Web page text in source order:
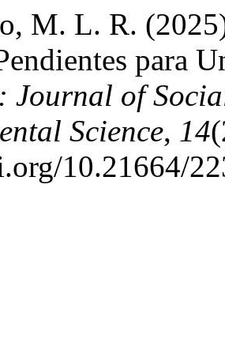
M. L. R.
para
Journal of
Science, 14
10.21664/